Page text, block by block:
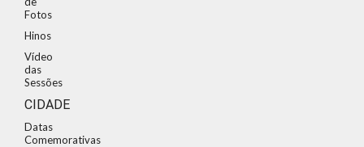
Fotos
Hinos
Vídeo
das
Sessões
CIDADE
Datas
Comemorativas